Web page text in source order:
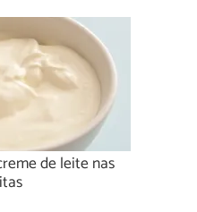
de leite nas